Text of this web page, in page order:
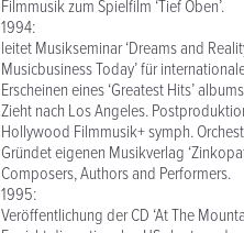
Filmmusik zum Spielfilm ‘Tief Oben’.
1994:
leitet Musikseminar ‘Dreams and
Musicbusiness Today’ für
Erscheinen eines ‘Greatest Hits’
Zieht nach Los Angeles.
Hollywood Filmmusik+ symph.
Gründet eigenen Musikverlag
Composers, Authors and Performers.
1995:
Veröffentlichung der CD ‘At The